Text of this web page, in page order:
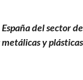
del sector de
y plásticas